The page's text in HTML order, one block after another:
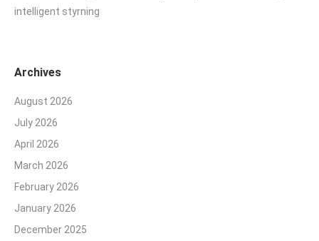
intelligent styrning
Archives
August 2026
July 2026
April 2026
March 2026
February 2026
January 2026
December 2025